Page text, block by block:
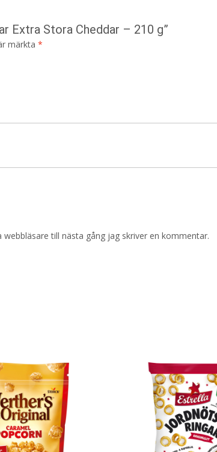
Extra Stora Cheddar – 210 g”
märkta *
till nästa gång jag skriver en kommentar.